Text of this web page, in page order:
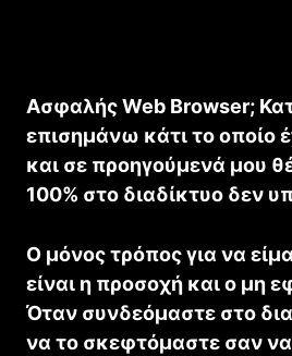
Ασφαλής Web Browser;
επισημάνω κάτι το οποίο
και σε προηγούμενά μου
100% στο διαδίκτυο δεν
Ο μόνος τρόπος για να
είναι η προσοχή και ο μη
Όταν συνδεόμαστε στο
να το σκεφτόμαστε σαν